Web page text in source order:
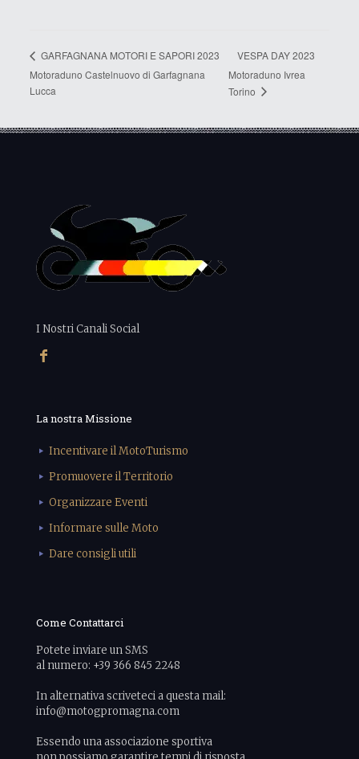
GARFAGNANA MOTORI E SAPORI 2023
Motoraduno Castelnuovo di Garfagnana
Lucca
VESPA DAY 2023
Motoraduno Ivrea
Torino
I Nostri Canali Social
La nostra Missione
Incentivare il MotoTurismo
Promuovere il Territorio
Organizzare Eventi
Informare sulle Moto
Dare consigli utili
Come Contattarci
Potete inviare un SMS
al numero: +39 366 845 2248
In alternativa scriveteci a questa mail:
info@motogpromagna.com
Essendo una associazione sportiva